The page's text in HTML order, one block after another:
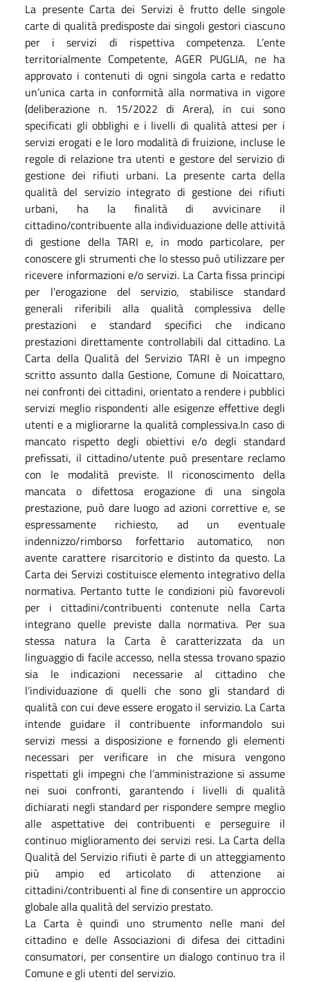
La presente Carta dei Servizi è frutto delle singole
carte di qualità predisposte dai singoli gestori ciascuno
per i servizi di rispettiva competenza. L’ente
territorialmente Competente, AGER PUGLIA, ne ha
approvato i contenuti di ogni singola carta e redatto
un’unica carta in conformità alla normativa in vigore
(deliberazione n. 15/2022 di Arera), in cui sono
specificati gli obblighi e i livelli di qualità attesi per i
servizi erogati e le loro modalità di fruizione, incluse le
regole di relazione tra utenti e gestore del servizio di
gestione dei rifiuti urbani. La presente carta della
qualità del servizio integrato di gestione dei rifiuti
urbani, ha la finalità di avvicinare il
cittadino/contribuente alla individuazione delle attività
di gestione della TARI e, in modo particolare, per
conoscere gli strumenti che lo stesso può utilizzare per
ricevere informazioni e/o servizi. La Carta fissa principi
per l'erogazione del servizio, stabilisce standard
generali riferibili alla qualità complessiva delle
prestazioni e standard specifici che indicano
prestazioni direttamente controllabili dal cittadino. La
Carta della Qualità del Servizio TARI è un impegno
scritto assunto dalla Gestione, Comune di Noicattaro,
nei confronti dei cittadini, orientato a rendere i pubblici
servizi meglio rispondenti alle esigenze effettive degli
utenti e a migliorarne la qualità complessiva.In caso di
mancato rispetto degli obiettivi e/o degli standard
prefissati, il cittadino/utente può presentare reclamo
con le modalità previste. Il riconoscimento della
mancata o difettosa erogazione di una singola
prestazione, può dare luogo ad azioni correttive e, se
espressamente richiesto, ad un eventuale
indennizzo/rimborso forfettario automatico, non
avente carattere risarcitorio e distinto da questo. La
Carta dei Servizi costituisce elemento integrativo della
normativa. Pertanto tutte le condizioni più favorevoli
per i cittadini/contribuenti contenute nella Carta
integrano quelle previste dalla normativa. Per sua
stessa natura la Carta è caratterizzata da un
linguaggio di facile accesso, nella stessa trovano spazio
sia le indicazioni necessarie al cittadino che
l’individuazione di quelli che sono gli standard di
qualità con cui deve essere erogato il servizio. La Carta
intende guidare il contribuente informandolo sui
servizi messi a disposizione e fornendo gli elementi
necessari per verificare in che misura vengono
rispettati gli impegni che l’amministrazione si assume
nei suoi confronti, garantendo i livelli di qualità
dichiarati negli standard per rispondere sempre meglio
alle aspettative dei contribuenti e perseguire il
continuo miglioramento dei servizi resi. La Carta della
Qualità del Servizio rifiuti è parte di un atteggiamento
più ampio ed articolato di attenzione ai
cittadini/contribuenti al fine di consentire un approccio
globale alla qualità del servizio prestato.
La Carta è quindi uno strumento nelle mani del
cittadino e delle Associazioni di difesa dei cittadini
consumatori, per consentire un dialogo continuo tra il
Comune e gli utenti del servizio.